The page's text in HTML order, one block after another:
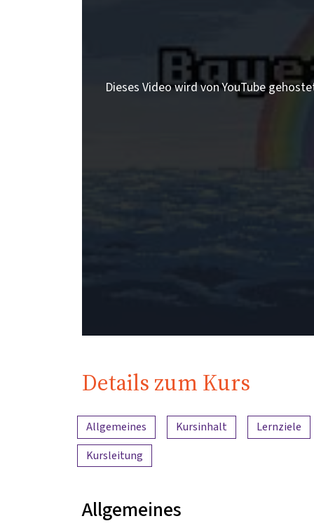
Dieses Video wird von YouTube
Details zum Kurs
Inhaltsübersicht
Allgemeines Kursinhalt Lernziele
Kursleitung
Allgemeines